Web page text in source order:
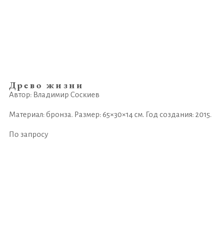
Древо жизни
Автор: Владимир Соскиев
Материал: бронза. Размер: 65×30×14 см. Год создания: 2015.
По запросу